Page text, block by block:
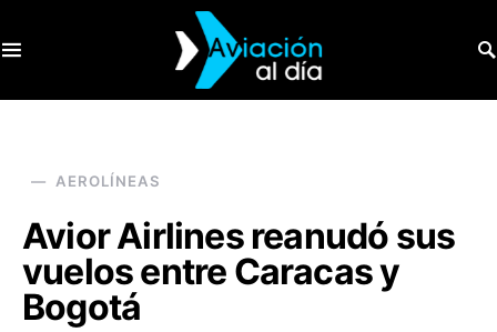
AEROLÍNEAS
Avior Airlines reanudó sus
vuelos entre Caracas y
Bogotá